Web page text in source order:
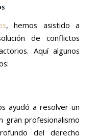
, hemos asistido a
de conflictos
Aquí algunos
ayudó a resolver un
gran profesionalismo
del derecho